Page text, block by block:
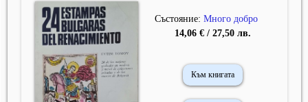
Състояние: Много добро
14,06 € / 27,50 лв.
Към книгата